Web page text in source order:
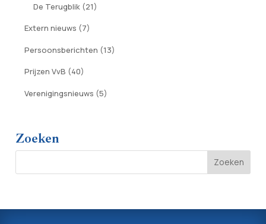
De Terugblik (21)
Extern nieuws (7)
Persoonsberichten (13)
Prijzen VvB (40)
Verenigingsnieuws (5)
Zoeken